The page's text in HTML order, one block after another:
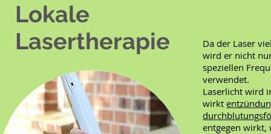
Lokale
Lasertherapie
Da der Laser
wird er nicht
speziellen
verwendet.
Laserlicht wird
wirkt
entgegen